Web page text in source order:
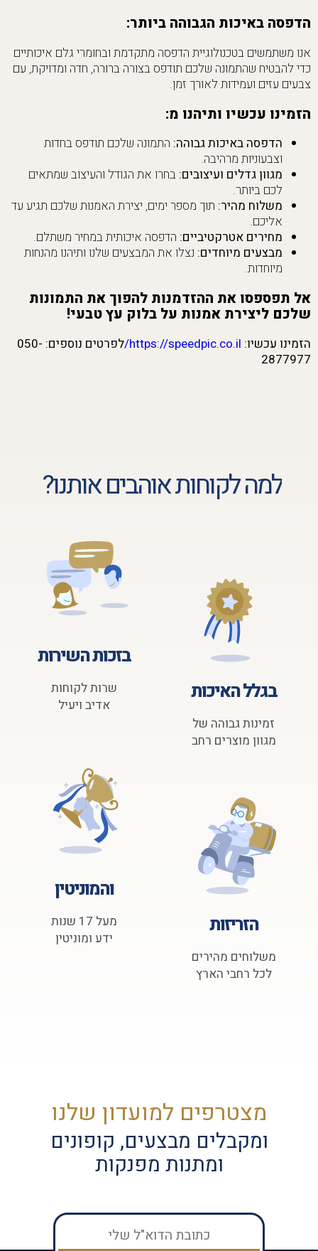
הדפסה באיכות הגבוהה ביותר:
אנו משתמשים בטכנולוגיית הדפסה מתקדמת ובחומרי גלם איכותיים
כדי להבטיח שהתמונה שלכם תודפס בצורה ברורה, חדה ומדויקת, עם
צבעים עזים ועמידות לאורך זמן.
הזמינו עכשיו ותיהנו מ:
הדפסה באיכות גבוהה: התמונה שלכם תודפס בחדות
וצבעוניות מרהיבה.
מגוון גדלים ועיצובים: בחרו את הגודל והעיצוב שמתאים
לכם ביותר.
משלוח מהיר: תוך מספר ימים, יצירת האמנות שלכם תגיע עד
אליכם.
מחירים אטרקטיביים: הדפסה איכותית במחיר משתלם.
מבצעים מיוחדים: נצלו את המבצעים שלנו ותיהנו מהנחות
מיוחדות.
אל תפספסו את ההזדמנות להפוך את התמונות
שלכם ליצירת אמנות על בלוק עץ טבעי!
הזמינו עכשיו: https://speedpic.co.il/
לפרטים נוספים: 050-
2877977
למה לקוחות אוהבים אותנו?
בגלל האיכות
זמינות גבוהה של
מגוון מוצרים רחב
בזכות השירות
שרות לקוחות
אדיב ויעיל
הזריזות
משלוחים מהירים
לכל רחבי הארץ
והמוניטין
מעל 17 שנות
ידע ומוניטין
מצטרפים למועדון שלנו
ומקבלים מבצעים, קופונים
ומתנות מפנקות